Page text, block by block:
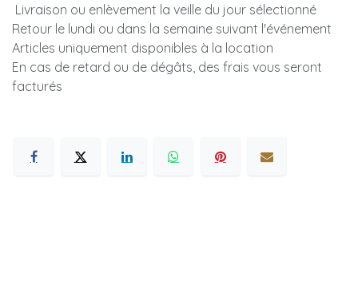
Livraison ou enlèvement la veille du jour sélectionné
Retour le lundi ou dans la semaine suivant l'événement
Articles uniquement disponibles à la location
En cas de retard ou de dégâts, des frais vous seront
facturés